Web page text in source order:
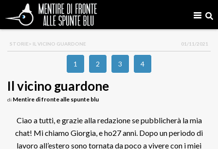
STORIE> IL VICINO GUARDONE 01/11/2021
1 2 3 4
Il vicino guardone
di Mentire di fronte alle spunte blu
Ciao a tutti, e grazie alla redazione se pubblicherà la mia
chat! Mi chiamo Giorgia, e ho27 anni. Dopo un periodo di
lavoro all’estero sono tornata da poco a vivere con i miei